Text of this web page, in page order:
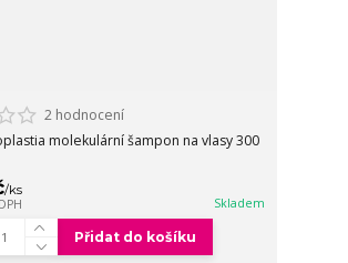
2 hodnocení
molekulární šampon na vlasy 300
/ks
Skladem
Přidat do košíku